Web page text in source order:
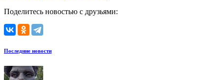
Поделитесь новостью с друзьями:
Последние новости